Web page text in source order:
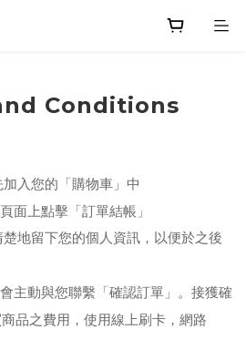
Conditions
入您的「購物車」中
面上點擊「訂單結帳」
地留下您的個人資訊，以便於之後
主動與您聯繫「確認訂單」。接獲確
品之費用，使用線上刷卡，網路